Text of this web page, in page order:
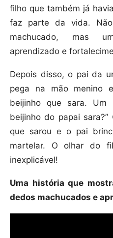
filho que também já
faz parte da vida.
machucado, mas
aprendizado e
Depois disso, o pai da
pega na mão menino
beijinho que sara. Um
beijinho do papai
que sarou e o pai
martelar. O olhar do
inexplicável!
Uma história que
dedos machucados e